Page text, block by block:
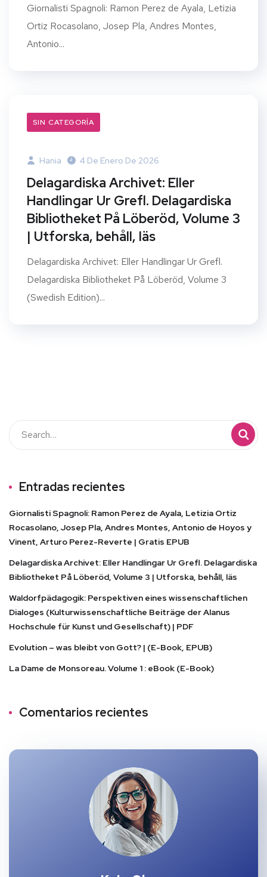
Giornalisti Spagnoli: Ramon Perez de Ayala, Letizia
Ortiz Rocasolano, Josep Pla, Andres Montes,
Antonio...
SIN CATEGORÍA
Hania 4 De Enero De 2026
Delagardiska Archivet: Eller
Handlingar Ur Grefl. Delagardiska
Bibliotheket På Löberöd, Volume 3
| Utforska, behåll, läs
Delagardiska Archivet: Eller Handlingar Ur Grefl.
Delagardiska Bibliotheket På Löberöd, Volume 3
(Swedish Edition)...
Entradas recientes
Giornalisti Spagnoli: Ramon Perez de Ayala, Letizia Ortiz
Rocasolano, Josep Pla, Andres Montes, Antonio de Hoyos y
Vinent, Arturo Perez-Reverte | Gratis EPUB
Delagardiska Archivet: Eller Handlingar Ur Grefl. Delagardiska
Bibliotheket På Löberöd, Volume 3 | Utforska, behåll, läs
Waldorfpädagogik: Perspektiven eines wissenschaftlichen
Dialoges (Kulturwissenschaftliche Beiträge der Alanus
Hochschule für Kunst und Gesellschaft) | PDF
Evolution – was bleibt von Gott? | (E-Book, EPUB)
La Dame de Monsoreau. Volume 1 : eBook (E-Book)
Comentarios recientes